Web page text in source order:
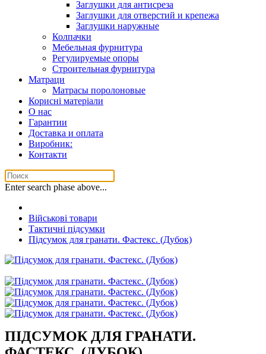
Заглушки для антисреза
Заглушки для отверстий и крепежа
Заглушки наружные
Колпачки
Мебельная фурнитура
Регулируемые опоры
Строительная фурнитура
Матраци
Матрасы поролоновые
Корисні матеріали
О нас
Гарантии
Доставка и оплата
Виробник:
Контакти
Enter search phase above...
Військові товари
Тактичні підсумки
Підсумок для гранати. Фастекс. (Дубок)
ПІДСУМОК ДЛЯ ГРАНАТИ.